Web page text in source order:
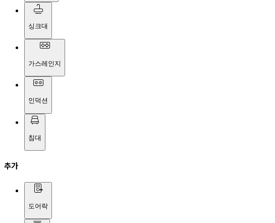
싱크대
가스레인지
인덕션
침대
추가
도어락